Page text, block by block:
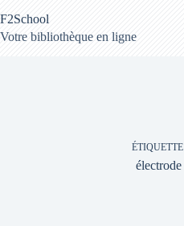
au
contenu
F2School
Votre bibliothèque en ligne
ÉTIQUETTE
électrode